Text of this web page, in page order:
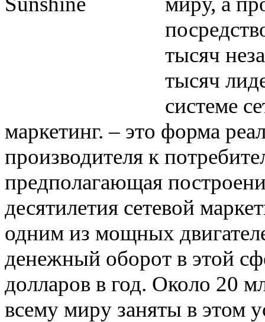
тысяч
тысяч
системе
маркетинг. – это форма
производителя к
предполагающая
десятилетия сетевой
одним из мощных
денежный оборот в этой
долларов в год. Около 20
всему миру заняты в этом